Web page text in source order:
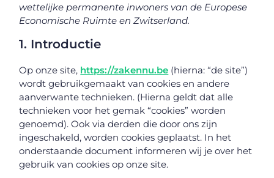
wettelijke permanente inwoners van de Europese
Economische Ruimte en Zwitserland.
1. Introductie
Op onze site, https://zakennu.be (hierna: “de site”)
wordt gebruikgemaakt van cookies en andere
aanverwante technieken. (Hierna geldt dat alle
technieken voor het gemak “cookies” worden
genoemd). Ook via derden die door ons zijn
ingeschakeld, worden cookies geplaatst. In het
onderstaande document informeren wij je over het
gebruik van cookies op onze site.